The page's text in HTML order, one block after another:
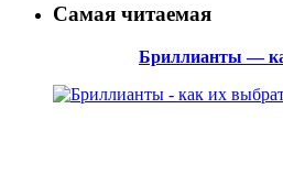
Самая читаемая
Бриллианты —